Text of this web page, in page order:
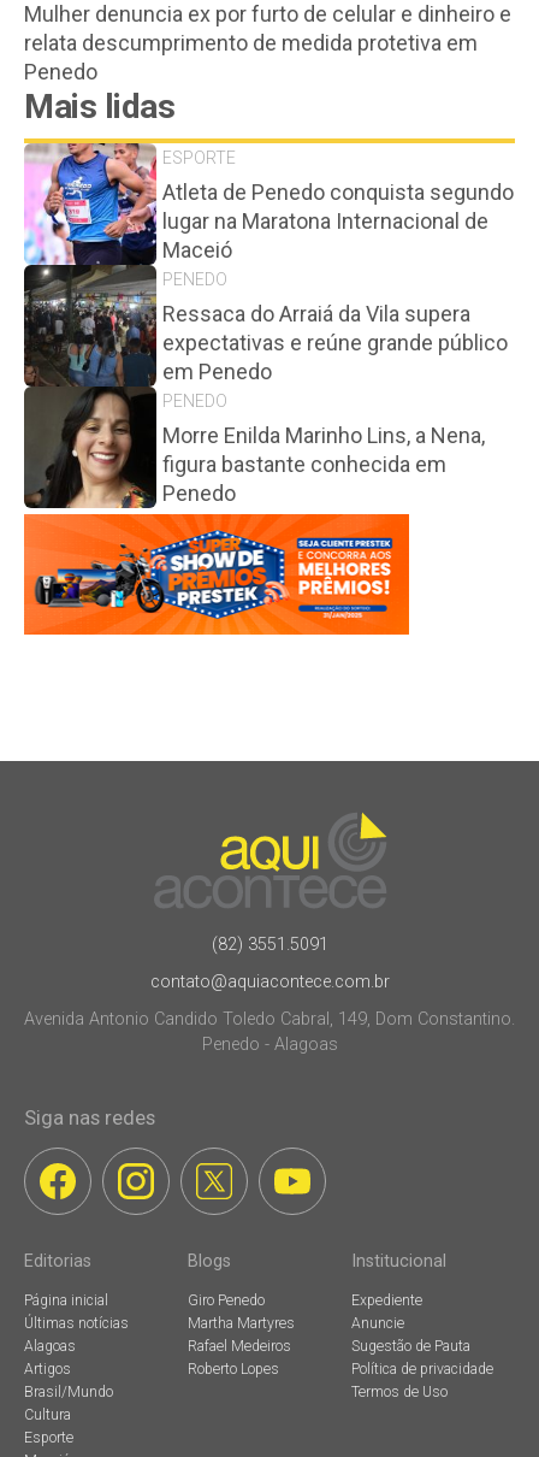
Mulher denuncia ex por furto de celular e dinheiro e
relata descumprimento de medida protetiva em
Penedo
Mais lidas
ESPORTE
Atleta de Penedo conquista segundo
lugar na Maratona Internacional de
Maceió
PENEDO
Ressaca do Arraiá da Vila supera
expectativas e reúne grande público
em Penedo
PENEDO
Morre Enilda Marinho Lins, a Nena,
figura bastante conhecida em
Penedo
(82) 3551.5091
contato@aquiacontece.com.br
Avenida Antonio Candido Toledo Cabral, 149, Dom Constantino.
Penedo - Alagoas
Siga nas redes
Editorias
Página inicial
Últimas notícias
Alagoas
Artigos
Brasil/Mundo
Cultura
Esporte
Blogs
Giro Penedo
Martha Martyres
Rafael Medeiros
Roberto Lopes
Institucional
Expediente
Anuncie
Sugestão de Pauta
Política de privacidade
Termos de Uso